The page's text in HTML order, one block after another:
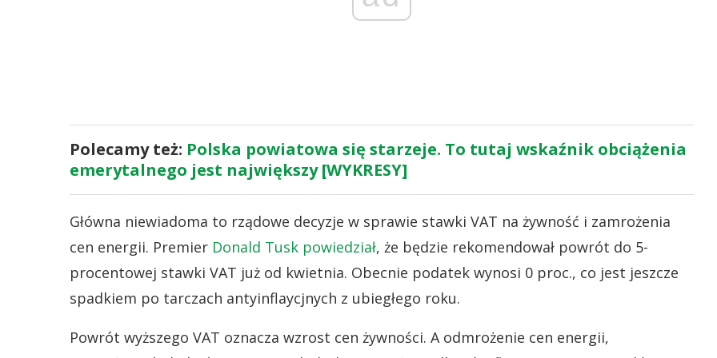
Polecamy też: Polska powiatowa się starzeje. To tutaj wskaźnik obciążenia
emerytalnego jest największy [WYKRESY]
Główna niewiadoma to rządowe decyzje w sprawie stawki VAT na żywność i zamrożenia
cen energii. Premier Donald Tusk powiedział, że będzie rekomendował powrót do 5-
procentowej stawki VAT już od kwietnia. Obecnie podatek wynosi 0 proc., co jest jeszcze
spadkiem po tarczach antyinflaycjnych z ubiegłego roku.
Powrót wyższego VAT oznacza wzrost cen żywności. A odmrożenie cen energii,